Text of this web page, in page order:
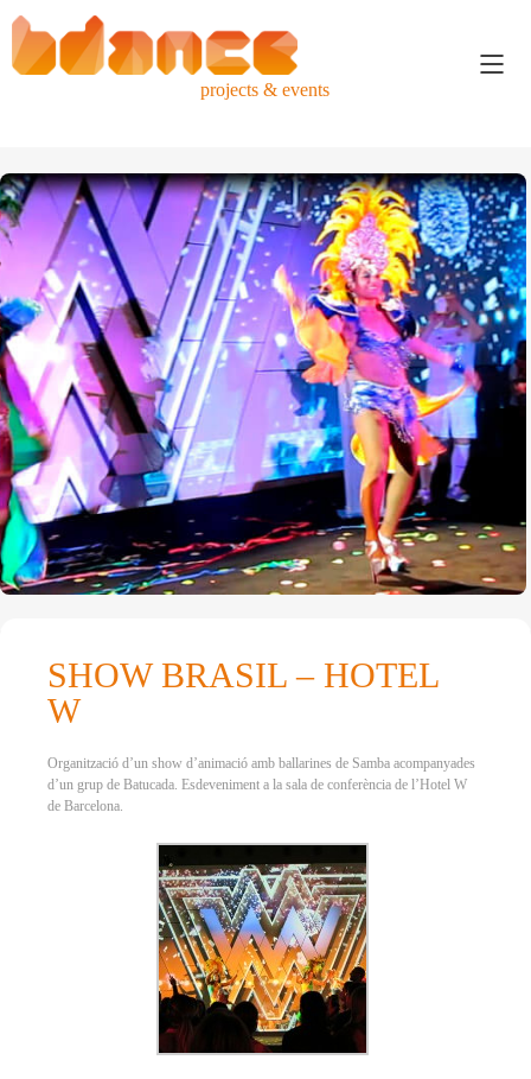
projects & events
SHOW BRASIL – HOTEL
W
Organització d’un show d’animació amb ballarines de Samba acompanyades
d’un grup de Batucada. Esdeveniment a la sala de conferència de l’Hotel W
de Barcelona.